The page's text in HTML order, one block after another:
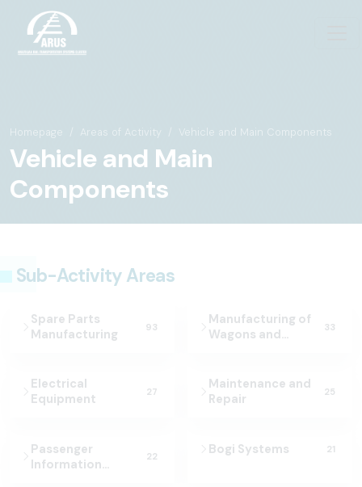
Homepage Areas of Activity Vehicle and Main Components
Vehicle and Main
Components
Sub-Activity Areas
Spare Parts
Manufacturing
93
Manufacturing of
Wagons and
33
Electrical
Equipment
27
Maintenance and
Repair
25
Passenger
Information
22 Bogi Systems 21